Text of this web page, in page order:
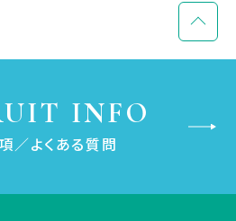
INFO
／よくある質問